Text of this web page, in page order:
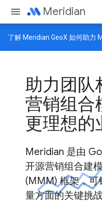
Meridian
了解 Meridian GeoX 如何助力
助力团队
营销组合
更理想的
Meridian 是由
开源营销组合建
(MMM) 框架，可
量方面的关键挑